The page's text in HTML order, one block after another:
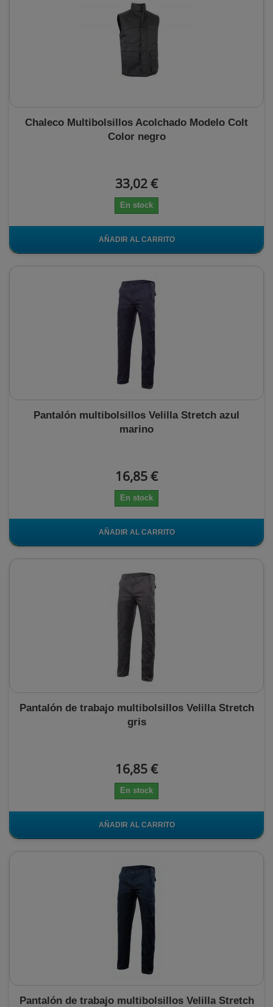
Chaleco Multibolsillos Acolchado Modelo Colt
Color negro
33,02 €
En stock
AÑADIR AL CARRITO
Pantalón multibolsillos Velilla Stretch azul
marino
16,85 €
En stock
AÑADIR AL CARRITO
Pantalón de trabajo multibolsillos Velilla Stretch
gris
16,85 €
En stock
AÑADIR AL CARRITO
Pantalón de trabajo multibolsillos Velilla Stretch